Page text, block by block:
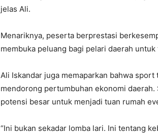
jelas Ali.
Menariknya, peserta berprestasi
membuka peluang bagi pelari daerah
Ali Iskandar juga memaparkan bahwa
mendorong pertumbuhan ekonomi
potensi besar untuk menjadi tuan rumah
“Ini bukan sekadar lomba lari. Ini tentang